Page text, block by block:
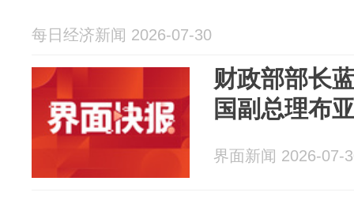
每日经济新闻 2026-07-30
财政部部长
国副总理布
界面新闻 2026-07-